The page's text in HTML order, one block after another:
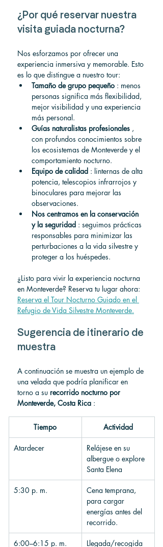
¿Por qué reservar nuestra
visita guiada nocturna?
Nos esforzamos por ofrecer una
experiencia inmersiva y memorable. Esto
es lo que distingue a nuestro tour:
Tamaño de grupo pequeño : menos
personas significa más flexibilidad,
mejor visibilidad y una experiencia
más personal.
Guías naturalistas profesionales ,
con profundos conocimientos sobre
los ecosistemas de Monteverde y el
comportamiento nocturno.
Equipo de calidad : linternas de alta
potencia, telescopios infrarrojos y
binoculares para mejorar las
observaciones.
Nos centramos en la conservación
y la seguridad : seguimos prácticas
responsables para minimizar las
perturbaciones a la vida silvestre y
proteger a los huéspedes.
¿Listo para vivir la experiencia nocturna
en Monteverde? Reserva tu lugar ahora:
Reserva el Tour Nocturno Guiado en el
Refugio de Vida Silvestre Monteverde.
Sugerencia de itinerario de
muestra
A continuación se muestra un ejemplo de
una velada que podría planificar en
torno a su recorrido nocturno por
Monteverde, Costa Rica :
Tiempo Actividad
Atardecer
Relájese en su
albergue o explore
Santa Elena
5:30 p. m.
Cena temprana,
para cargar
energías antes del
recorrido.
6:00–6:15 p. m. Llegada/recogida